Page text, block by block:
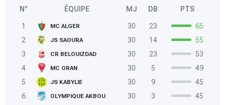
N° ÉQUIPE MJ DB PTS
1 MC ALGER 30 23
65
2
JS SAOURA 30 14
55
3
CR BELOUIZDAD 30 23
53
4
MC ORAN 30 5
49
5
JS KABYLIE 30 9
45
6
OLYMPIQUE AKBOU 30 3
45